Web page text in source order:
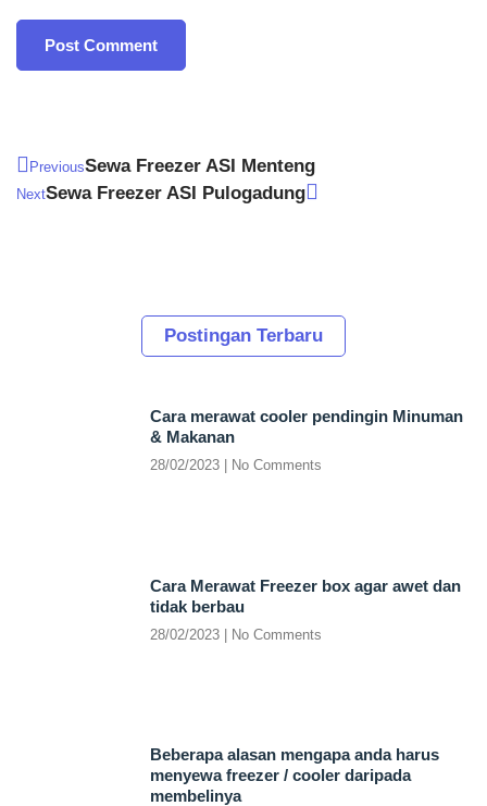
PreviousSewa Freezer ASI Menteng
NextSewa Freezer ASI Pulogadung
Postingan Terbaru
Cara merawat cooler pendingin Minuman
& Makanan
28/02/2023 No Comments
Cara Merawat Freezer box agar awet dan
tidak berbau
28/02/2023 No Comments
Beberapa alasan mengapa anda harus
menyewa freezer / cooler daripada
membelinya